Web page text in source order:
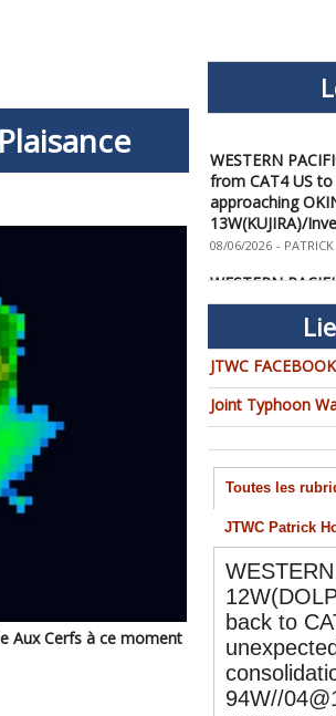
Aux Cerfs à ce moment
from CAT4 US
approaching
13W(KUJIRA)/
08/06/2026 -
temporarily back
unexpected
consolidation/
08/04/2026 -
WESTERN
US, 4th ERC
to IWO TO
94W//03@2230
WESTERN
US, 4th ERC /
TS
08/02/2026 -
WESTERN
ERC near
US/EASTERN
depicted by
08/01/2026 -
JTWC FACEBOOK
Joint Typhoon
Toutes les
JTWC Patrick
back to
94W//